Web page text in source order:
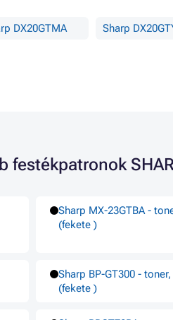
DX20GTMA Sharp
festékpatronok
Sharp MX-23GTBA -
(fekete )
Sharp BP-GT300 -
(fekete )